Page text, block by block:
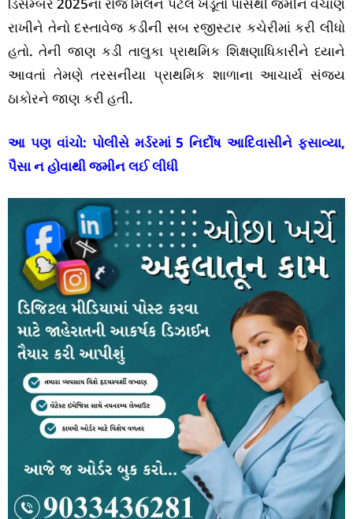
ડિસેમ્બર 2025ના રોજ મિલન પટેલે ખેડૂતો પાસેથી જમીન વેચાણ
રાખીને તેનો દસ્તાવેજ કડીની સબ રજીસ્ટાર કચેરીમાં કરી લીધો
હતો. તેની જાણ કડી તાલુકા પ્રાથમિક શિક્ષણાધિકારીને ધ્યાને
આવતાં તેમણે તરસનીયા પ્રાથમિક શાળાના આચાર્ય સંજય
ઠાકોરને જાણ કરી હતી.
આ પણ વાંચો: પોલીસે મર્ડરમાં 5 નિર્દોષ આદિવાસીને ફસાવ્યા,
પૈસા ન હોવાથી જમીન લઈ લીધી